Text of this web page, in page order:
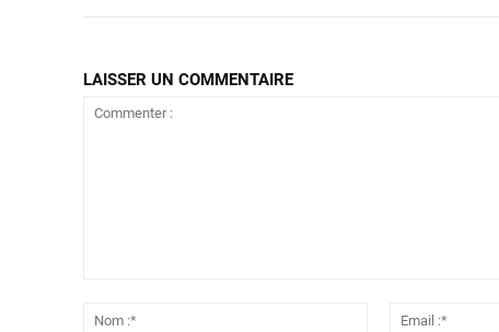
LAISSER UN COMMENTAIRE